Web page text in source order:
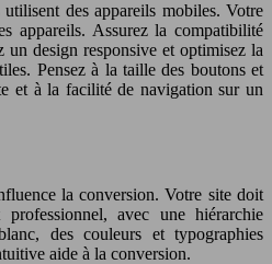
des appareils mobiles. Votre
appareils. Assurez la compatibilité
un design responsive et optimisez la
Pensez à la taille des boutons et
et à la facilité de navigation sur un
la conversion. Votre site doit
avec une hiérarchie
des couleurs et typographies
aide à la conversion.